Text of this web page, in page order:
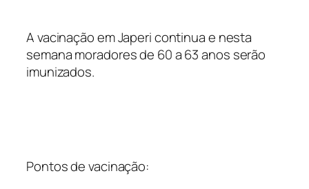
A vacinação em Japeri continua e nesta
semana moradores de 60 a 63 anos serão
imunizados.
Pontos de vacinação: